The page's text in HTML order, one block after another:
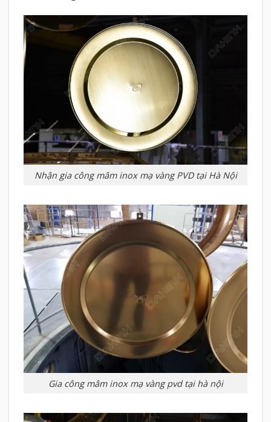
Nhận gia công mâm inox mạ vàng PVD tại Hà Nội
Gia công mâm inox mạ vàng pvd tại hà nội